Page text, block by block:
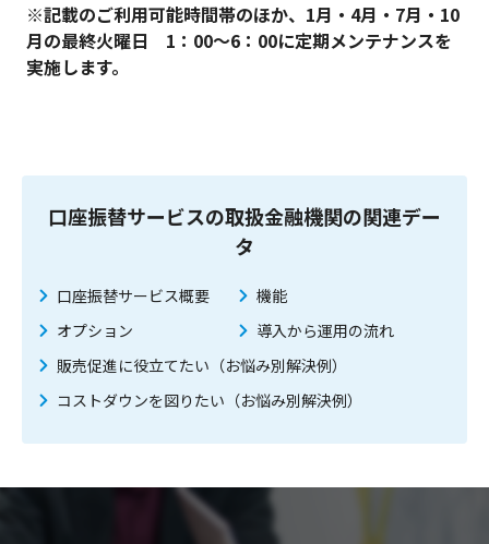
※記載のご利用可能時間帯のほか、1月・4月・7月・10
月の最終火曜日 1：00～6：00に定期メンテナンスを
実施します。
口座振替サービスの取扱金融機関の関連デー
タ
口座振替サービス概要
機能
オプション
導入から運用の流れ
販売促進に役立てたい（お悩み別解決例）
コストダウンを図りたい（お悩み別解決例）